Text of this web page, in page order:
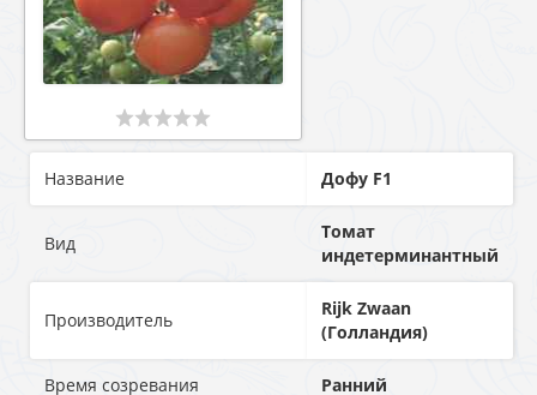
Название Дофу F1
Вид
Томат
индетерминантный
Производитель
Rijk Zwaan
(Голландия)
Время созревания Ранний